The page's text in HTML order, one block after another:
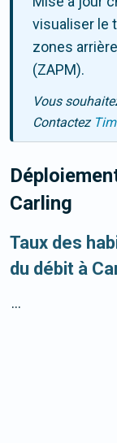
visualiser le
zones
(ZAPM).
Vous
Contactez
Carling
Taux des
du débit à
...